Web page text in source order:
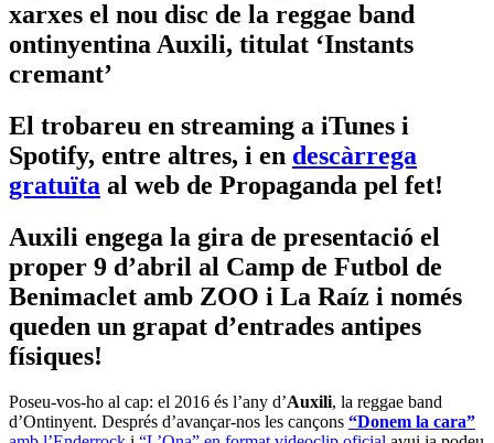
xarxes el nou disc de la reggae band
ontinyentina Auxili, titulat ‘Instants
cremant’
El trobareu en streaming a iTunes i
Spotify, entre altres, i en descàrrega
gratuïta al web de Propaganda pel fet!
Auxili engega la gira de presentació el
proper 9 d’abril al Camp de Futbol de
Benimaclet amb ZOO i La Raíz i només
queden un grapat d’entrades antipes
físiques!
Poseu-vos-ho al cap: el 2016 és l’any d’Auxili, la reggae band
d’Ontinyent. Després d’avançar-nos les cançons “Donem la cara”